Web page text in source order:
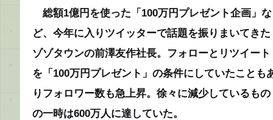
総額1億円を使った「100万円プレゼント企画」な
ど、今年に入りツイッターで話題を振りまいてきた
ゾゾタウンの前澤友作社長。フォローとリツイート
を「100万円プレゼント」の条件にしていたことも
りフォロワー数も急上昇。徐々に減少しているもの
の一時は600万人に達していた。